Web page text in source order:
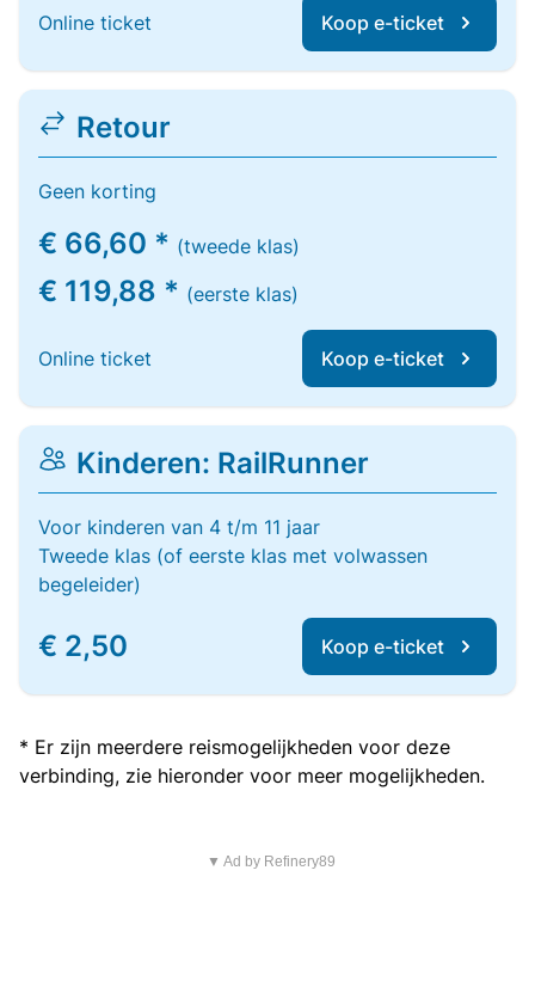
Online ticket Koop e-ticket
Retour
Geen korting
€ 66,60 * (tweede klas)
€ 119,88 * (eerste klas)
Online ticket Koop e-ticket
Kinderen: RailRunner
Voor kinderen van 4 t/m 11 jaar
Tweede klas (of eerste klas met volwassen
begeleider)
€ 2,50 Koop e-ticket
* Er zijn meerdere reismogelijkheden voor deze
verbinding, zie hieronder voor meer mogelijkheden.
▼ Ad by Refinery89